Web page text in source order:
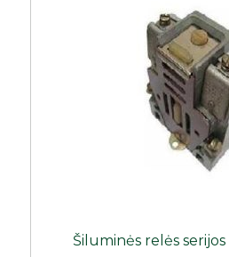
Šiluminės relės serijos